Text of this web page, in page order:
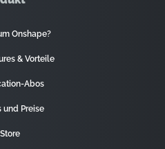
Onshape?
& Vorteile
Abos
und Preise